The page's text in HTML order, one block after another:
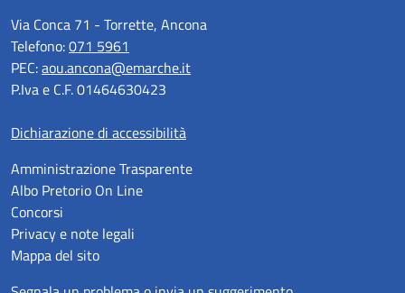
Via Conca 71 - Torrette, Ancona
Telefono:071 5961
PEC:aou.ancona@emarche.it
P.Iva e C.F. 01464630423
Dichiarazione di accessibilità
Amministrazione Trasparente
Albo Pretorio On Line
Concorsi
Privacy e note legali
Mappa del sito